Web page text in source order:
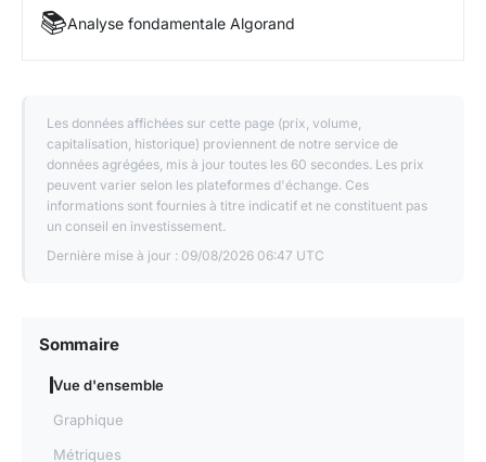
malgré les avancées techniques. L'écosystème DeFi
reste modeste comparé aux L1 majeurs (Ethereum,
pression vendeuse constante. La concurrence des L1
mieux financés et avec plus de mindshare (Solana,
Sui, Aptos) est intense. La communication et le
marketing restent en retrait. Ce contenu ne constitue
pas un conseil en investissement.
📚Analyse fondamentale Algorand
Les données affichées sur cette page (prix, volume,
capitalisation, historique) proviennent de notre service de
données agrégées, mis à jour toutes les 60 secondes. Les prix
peuvent varier selon les plateformes d'échange. Ces
informations sont fournies à titre indicatif et ne constituent pas
un conseil en investissement.
Dernière mise à jour : 09/08/2026 06:47 UTC
Sommaire
Vue d'ensemble
Graphique
Métriques